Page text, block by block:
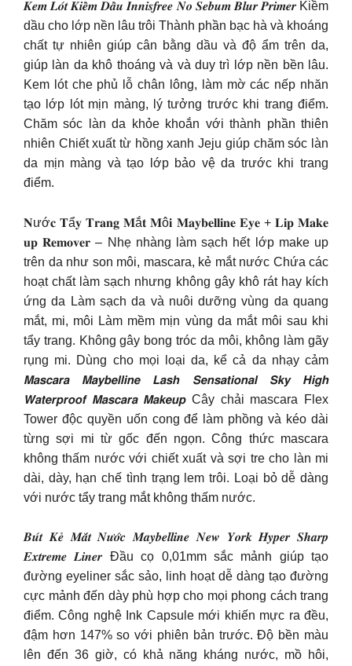
𝑲𝒆𝒎 𝑳𝒐́𝒕 𝑲𝒊𝒆̂̀𝒎 𝑫𝒂̂̀𝒖 𝑰𝒏𝒏𝒊𝒔𝒇𝒓𝒆𝒆 𝑵𝒐 𝑺𝒆𝒃𝒖𝒎 𝑩𝒍𝒖𝒓 𝑷𝒓𝒊𝒎𝒆𝒓 Kiềm
dầu cho lớp nền lâu trôi Thành phần bạc hà và khoáng
chất tự nhiên giúp cân bằng dầu và độ ẩm trên da,
giúp làn da khô thoáng và và duy trì lớp nền bền lâu.
Kem lót che phủ lỗ chân lông, làm mờ các nếp nhăn
tạo lớp lót mịn màng, lý tưởng trước khi trang điểm.
Chăm sóc làn da khỏe khoắn với thành phần thiên
nhiên Chiết xuất từ hồng xanh Jeju giúp chăm sóc làn
da mịn màng và tạo lớp bảo vệ da trước khi trang
điểm.
𝐍ướ𝐜 𝐓ẩ𝐲 𝐓𝐫𝐚𝐧𝐠 𝐌ắ𝐭 𝐌ô𝐢 𝐌𝐚𝐲𝐛𝐞𝐥𝐥𝐢𝐧𝐞 𝐄𝐲𝐞 + 𝐋𝐢𝐩 𝐌𝐚𝐤𝐞
𝐮𝐩 𝐑𝐞𝐦𝐨𝐯𝐞𝐫 – Nhẹ nhàng làm sạch hết lớp make up
trên da như son môi, mascara, kẻ mắt nước Chứa các
hoạt chất làm sạch nhưng không gây khô rát hay kích
ứng da Làm sạch da và nuôi dưỡng vùng da quang
mắt, mi, môi Làm mềm mịn vùng da mắt môi sau khi
tẩy trang. Không gây bong tróc da môi, không làm gãy
rụng mi. Dùng cho mọi loại da, kể cả da nhạy cảm
𝙈𝙖𝙨𝙘𝙖𝙧𝙖 𝙈𝙖𝙮𝙗𝙚𝙡𝙡𝙞𝙣𝙚 𝙇𝙖𝙨𝙝 𝙎𝙚𝙣𝙨𝙖𝙩𝙞𝙤𝙣𝙖𝙡 𝙎𝙠𝙮 𝙃𝙞𝙜𝙝
𝙒𝙖𝙩𝙚𝙧𝙥𝙧𝙤𝙤𝙛 𝙈𝙖𝙨𝙘𝙖𝙧𝙖 𝙈𝙖𝙠𝙚𝙪𝙥 Cây chải mascara Flex
Tower độc quyền uốn cong để làm phồng và kéo dài
từng sợi mi từ gốc đến ngọn. Công thức mascara
không thấm nước với chiết xuất và sợi tre cho làn mi
dài, dày, hạn chế tình trạng lem trôi. Loại bỏ dễ dàng
với nước tẩy trang mắt không thấm nước.
𝑩𝒖́𝒕 𝑲𝒆̉ 𝑴𝒂̆́𝒕 𝑵𝒖̛𝒐̛́𝒄 𝑴𝒂𝒚𝒃𝒆𝒍𝒍𝒊𝒏𝒆 𝑵𝒆𝒘 𝒀𝒐𝒓𝒌 𝑯𝒚𝒑𝒆𝒓 𝑺𝒉𝒂𝒓𝒑
𝑬𝒙𝒕𝒓𝒆𝒎𝒆 𝑳𝒊𝒏𝒆𝒓 Đầu cọ 0,01mm sắc mảnh giúp tạo
đường eyeliner sắc sảo, linh hoạt dễ dàng tạo đường
cực mảnh đến dày phù hợp cho mọi phong cách trang
điểm. Công nghệ Ink Capsule mới khiến mực ra đều,
đậm hơn 147% so với phiên bản trước. Độ bền màu
lên đến 36 giờ, có khả năng kháng nước, mồ hôi,